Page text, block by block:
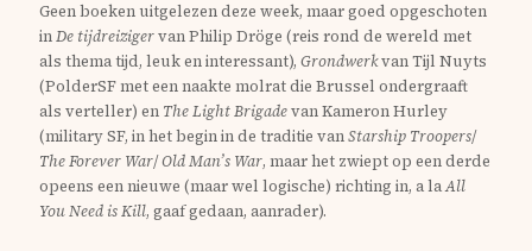
Geen boeken uitgelezen deze week, maar goed opgeschoten
inDe tijdreizigervan Philip Dröge (reis rond de wereld met
als thema tijd, leuk en interessant), Grondwerkvan Tijl Nuyts
(PolderSF met een naakte molrat die Brussel ondergraaft
als verteller) en The Light Brigadevan Kameron Hurley
(military SF, in het begin in de traditie vanStarship Troopers/
The Forever War/Old Man’s War, maar het zwiept op een derde
opeens een nieuwe (maar wel logische) richting in, a laAll
You Need is Kill, gaaf gedaan, aanrader).